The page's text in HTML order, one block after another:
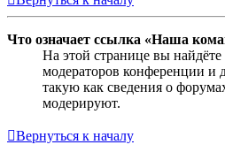
Что означает ссылка «Наша
На этой странице вы
модераторов конференции
такую как сведения о
модерируют.
Вернуться к началу